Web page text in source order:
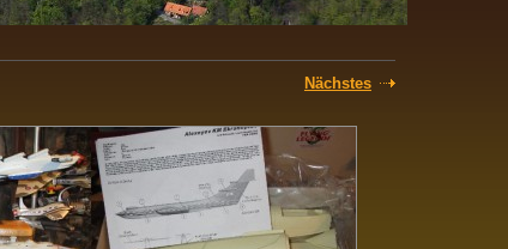
Nächstes